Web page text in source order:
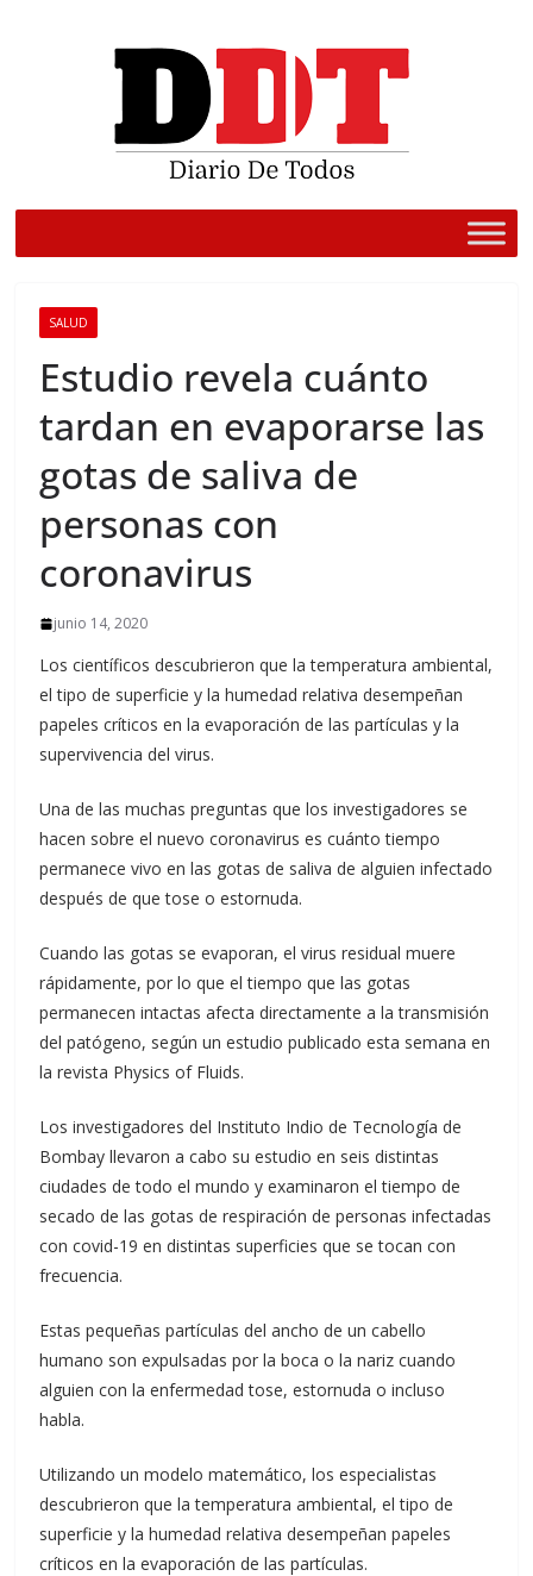
SALUD
Estudio revela cuánto
tardan en evaporarse las
gotas de saliva de
personas con
coronavirus
junio 14, 2020
Los científicos descubrieron que la temperatura ambiental,
el tipo de superficie y la humedad relativa desempeñan
papeles críticos en la evaporación de las partículas y la
supervivencia del virus.
Una de las muchas preguntas que los investigadores se
hacen sobre el nuevo coronavirus es cuánto tiempo
permanece vivo en las gotas de saliva de alguien infectado
después de que tose o estornuda.
Cuando las gotas se evaporan, el virus residual muere
rápidamente, por lo que el tiempo que las gotas
permanecen intactas afecta directamente a la transmisión
del patógeno, según un estudio publicado esta semana en
la revista Physics of Fluids.
Los investigadores del Instituto Indio de Tecnología de
Bombay llevaron a cabo su estudio en seis distintas
ciudades de todo el mundo y examinaron el tiempo de
secado de las gotas de respiración de personas infectadas
con covid-19 en distintas superficies que se tocan con
frecuencia.
Estas pequeñas partículas del ancho de un cabello
humano son expulsadas por la boca o la nariz cuando
alguien con la enfermedad tose, estornuda o incluso
habla.
Utilizando un modelo matemático, los especialistas
descubrieron que la temperatura ambiental, el tipo de
superficie y la humedad relativa desempeñan papeles
críticos en la evaporación de las partículas.